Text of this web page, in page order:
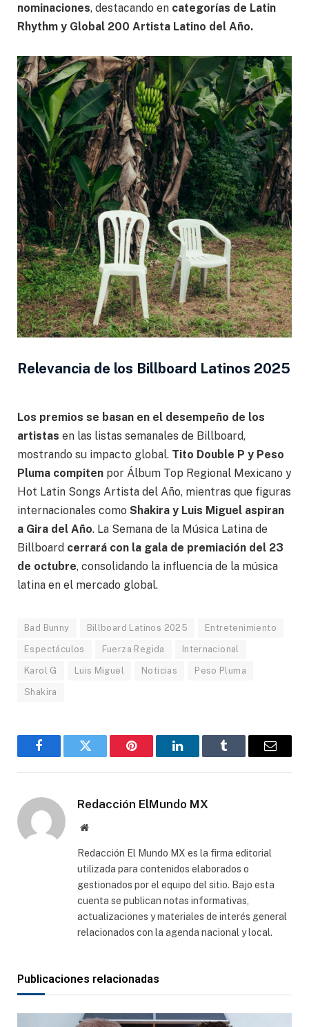
nominaciones, destacando en categorías de Latin
Rhythm y Global 200 Artista Latino del Año.
Relevancia de los Billboard Latinos 2025
Los premios se basan en el desempeño de los
artistas en las listas semanales de Billboard,
mostrando su impacto global. Tito Double P y Peso
Pluma compiten por Álbum Top Regional Mexicano y
Hot Latin Songs Artista del Año, mientras que figuras
internacionales como Shakira y Luis Miguel aspiran
a Gira del Año. La Semana de la Música Latina de
Billboard cerrará con la gala de premiación del 23
de octubre, consolidando la influencia de la música
latina en el mercado global.
Bad Bunny Billboard Latinos 2025 Entretenimiento
Espectáculos Fuerza Regida Internacional
Karol G Luis Miguel Noticias Peso Pluma
Shakira
FacebookGorjeo Pinterest LinkedInTumblr
Correo
Redacción ElMundo MX
Sitio
Redacción El Mundo MX es la firma editorial
utilizada para contenidos elaborados o
gestionados por el equipo del sitio. Bajo esta
cuenta se publican notas informativas,
actualizaciones y materiales de interés general
relacionados con la agenda nacional y local.
Publicaciones relacionadas